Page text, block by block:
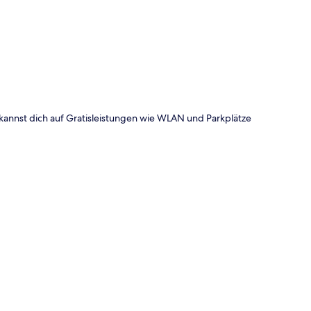
dich auf Gratisleistungen wie WLAN und Parkplätze